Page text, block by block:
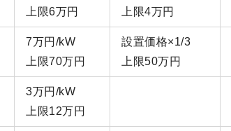
上限6万円
上限4万円
7万円/kW
上限70万円
設置価格×1/3
上限50万円
3万円/kW
上限12万円